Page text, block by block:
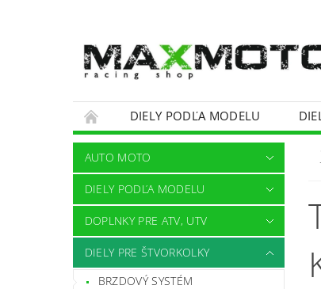
DIELY PODĽA MODELU
OBCHODNÉ PODMIENKY
AUTO MOTO
DIELY PODĽA MODELU
DOPLNKY PRE ATV, UTV
DIELY PRE ŠTVORKOLKY
BRZDOVÝ SYSTÉM